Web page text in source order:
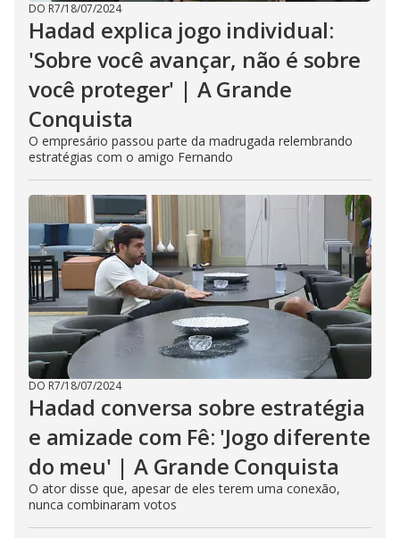
DO R7/18/07/2024
Hadad explica jogo individual:
'Sobre você avançar, não é sobre
você proteger' | A Grande
Conquista
O empresário passou parte da madrugada relembrando
estratégias com o amigo Fernando
DO R7/18/07/2024
Hadad conversa sobre estratégia
e amizade com Fê: 'Jogo diferente
do meu' | A Grande Conquista
O ator disse que, apesar de eles terem uma conexão,
nunca combinaram votos